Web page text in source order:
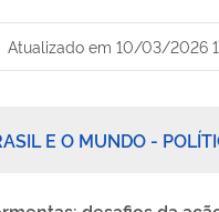
Atualizado em 10/03/2026
E O MUNDO -